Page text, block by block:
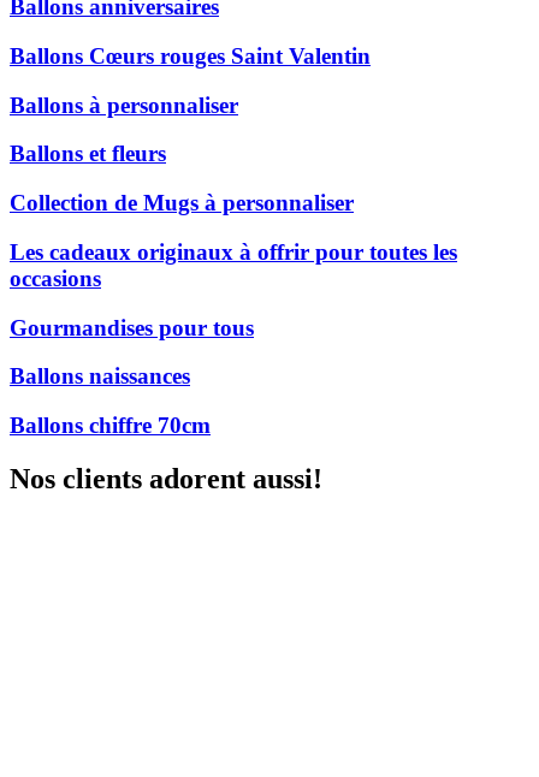
Ballons anniversaires
Ballons Cœurs rouges Saint Valentin
Ballons à personnaliser
Ballons et fleurs
Collection de Mugs à personnaliser
Les cadeaux originaux à offrir pour toutes les
occasions
Gourmandises pour tous
Ballons naissances
Ballons chiffre 70cm
Nos clients adorent aussi!